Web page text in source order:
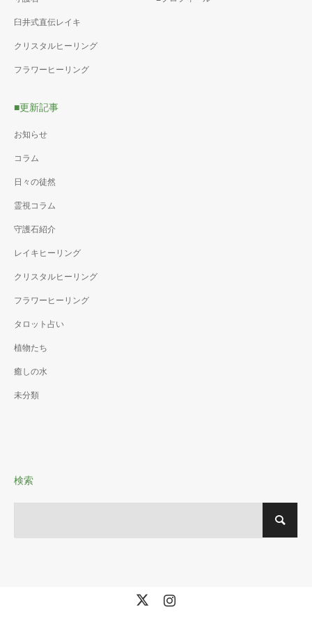
臼井式直伝レイキ
クリスタルヒーリング
フラワーヒーリング
■更新記事
お知らせ
コラム
日々の徒然
霊視コラム
守護石紹介
レイキヒーリング
クリスタルヒーリング
フラワーヒーリング
タロット占い
植物たち
癒しの水
未分類
検索